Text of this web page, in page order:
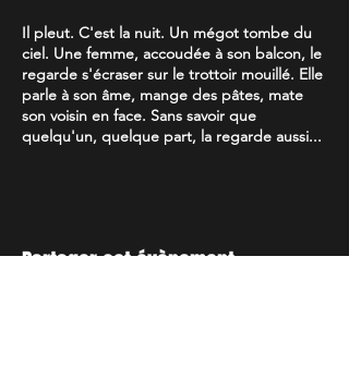
Il pleut. C'est la nuit. Un mégot tombe du
ciel. Une femme, accoudée à son balcon, le
regarde s'écraser sur le trottoir mouillé. Elle
parle à son âme, mange des pâtes, mate
son voisin en face. Sans savoir que
quelqu'un, quelque part, la regarde aussi...
Suivant la nécessité de pénombre de
Partager cet évènement